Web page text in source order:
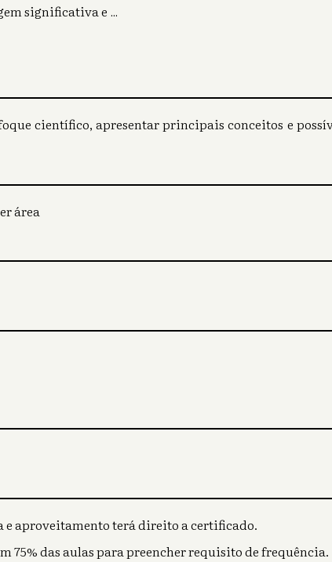
significativa e ...
científico, apresentar principais conceitos e
área
e aproveitamento terá direito a certificado.
75% das aulas para preencher requisito de frequência.